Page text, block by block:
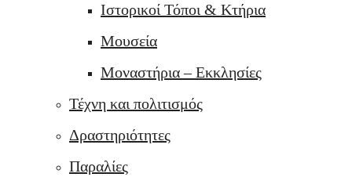
Ιστορικοί Τόποι & Κτήρια
Μουσεία
Μοναστήρια – Εκκλησίες
Τέχνη και πολιτισμός
Δραστηριότητες
Παραλίες